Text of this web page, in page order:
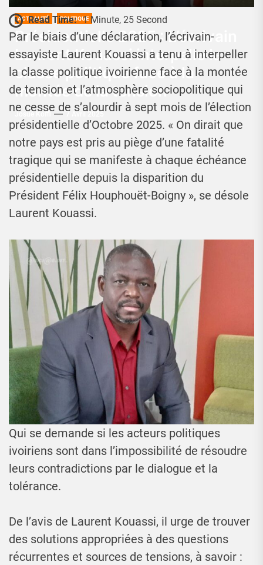
ACTUALITÉ POLITIQUE
Présidentielle 2025 : L’écrivain
Laurent Kouassi interpelle la
classe politique face à la
montée de la tension
Read Time: 1 Minute, 25 Second
Par le biais d’une déclaration, l’écrivain-
essayiste Laurent Kouassi a tenu à interpeller
la classe politique ivoirienne face à la montée
de tension et l’atmosphère sociopolitique qui
ne cesse de s’alourdir à sept mois de l’élection
présidentielle d’Octobre 2025. « On dirait que
notre pays est pris au piège d’une fatalité
tragique qui se manifeste à chaque échéance
présidentielle depuis la disparition du
Président Félix Houphouët-Boigny », se désole
Laurent Kouassi.
Qui se demande si les acteurs politiques
ivoiriens sont dans l’impossibilité de résoudre
leurs contradictions par le dialogue et la
tolérance.
De l’avis de Laurent Kouassi, il urge de trouver
des solutions appropriées à des questions
récurrentes et sources de tensions, à savoir :